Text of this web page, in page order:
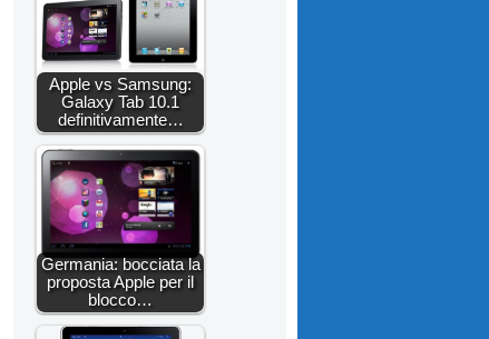
Apple vs Samsung:
Galaxy Tab 10.1
definitivamente…
Germania: bocciata la
proposta Apple per il
blocco…